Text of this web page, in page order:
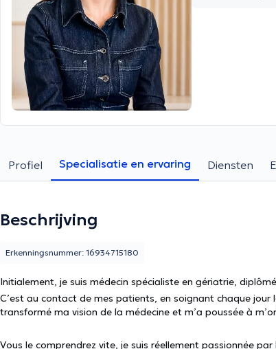
Profiel Specialisatie en ervaring Diensten
Beschrijving
Initialement, je suis médecin spécialiste en gériatrie,
C’est au contact de mes patients, en soignant chaque jour
transformé ma vision de la médecine et m’a poussée à
Vous le comprendrez vite, je suis réellement passionnée
Erkenningsnummer: 16934715180